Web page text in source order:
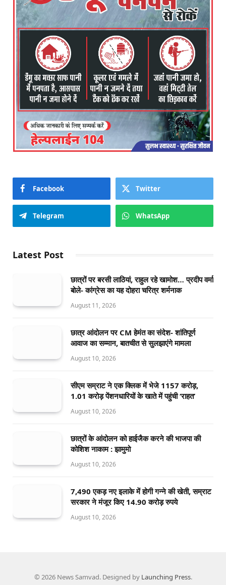
Facebook Twitter
Telegram WhatsApp
Latest Post
छात्रों पर बरसी लाठियां, राहुल रहे खामोश… प्रदीप वर्मा
बोले- कांग्रेस का यह दोहरा चरित्र शर्मनाक
August 11, 2026
छात्र आंदोलन पर CM हेमंत का संदेश- शांतिपूर्ण
आवाज का सम्मान, बातचीत से सुलझाएंगे मामला
August 10, 2026
सीएम सम्राट ने एक क्लिक में भेजे 1157 करोड़,
1.01 करोड़ पेंशनधारियों के खाते में पहुंची ‘राहत’
August 10, 2026
छात्रों के आंदोलन को हाईजैक करने की भाजपा की
कोशिश नाकाम : झामुमो
August 10, 2026
7,490 एकड़ नए इलाके में होगी गन्ने की खेती, सम्राट
सरकार ने मंजूर किए 14.90 करोड़ रुपये
August 10, 2026
© 2026 News Samvad. Designed by Launching Press.